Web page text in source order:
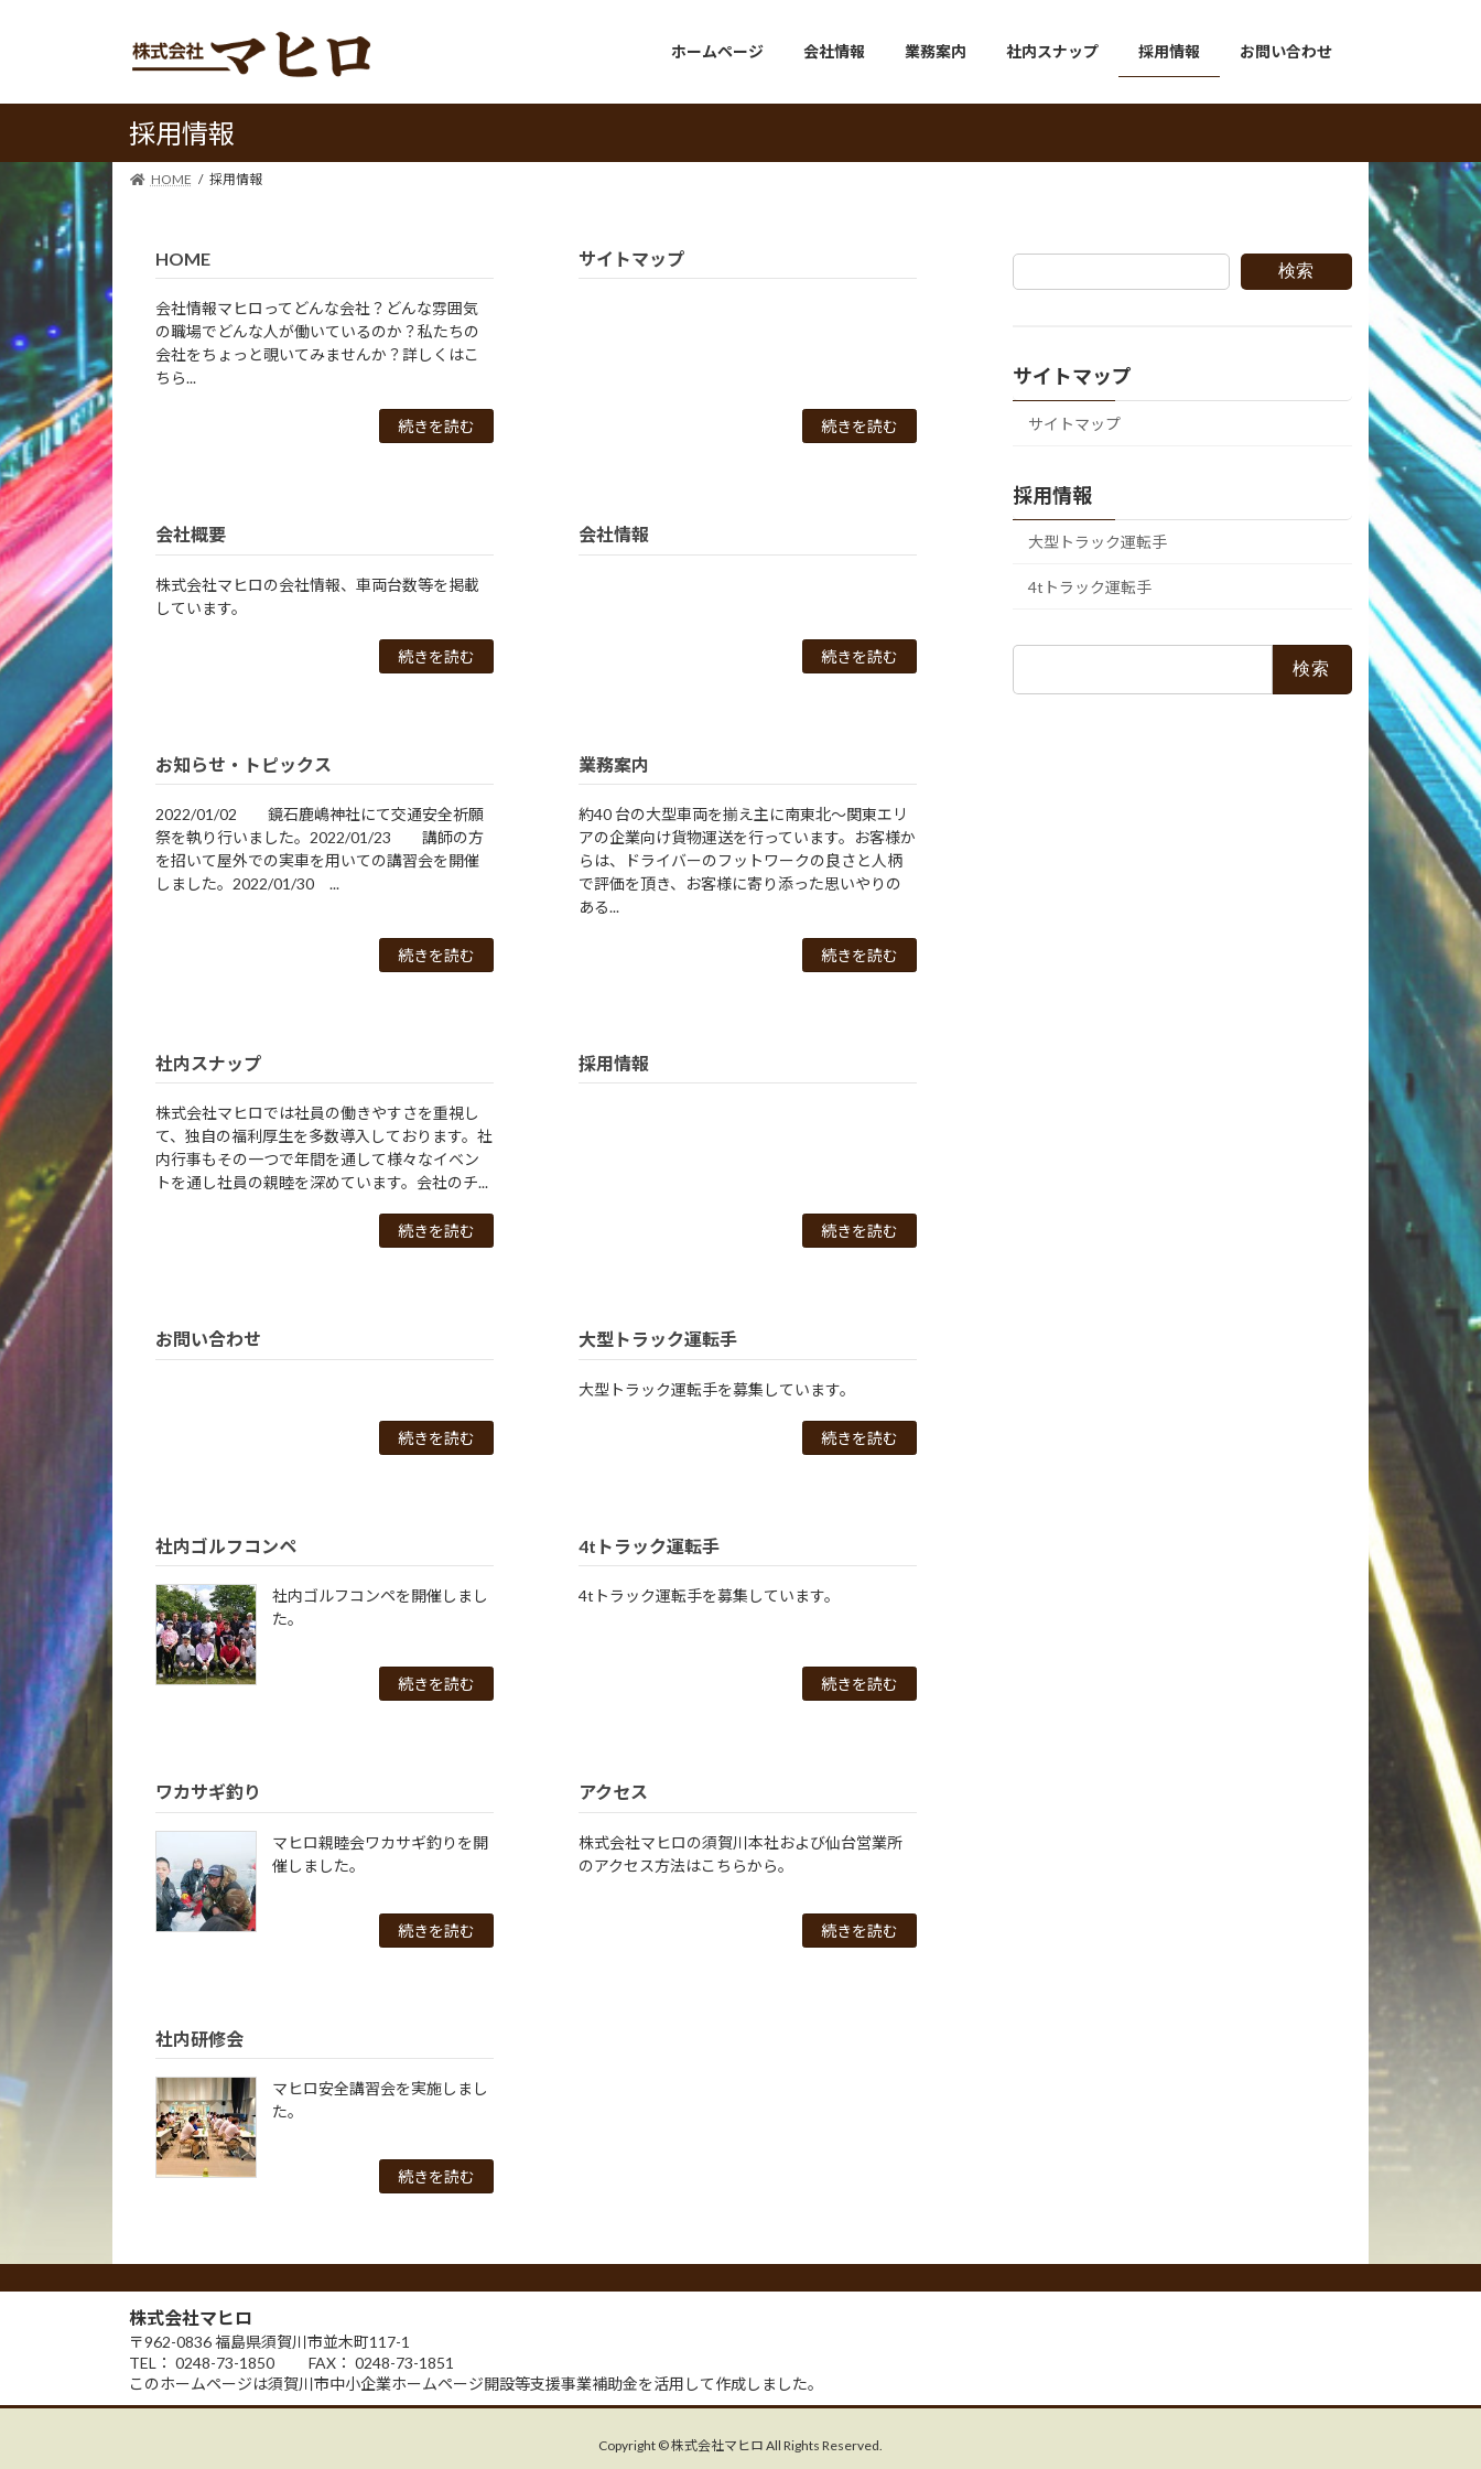
ホームページ 会社情報 業務案内 社内スナップ 採用情報 お問い合わせ
採用情報
HOME 採用情報
HOME
会社情報マヒロってどんな会社？どんな雰囲気
の職場でどんな人が働いているのか？私たちの
会社をちょっと覗いてみませんか？詳しくはこ
ちら...
続きを読む
サイトマップ
続きを読む
会社概要
株式会社マヒロの会社情報、車両台数等を掲載
しています。
続きを読む
会社情報
続きを読む
お知らせ・トピックス
2022/01/02 鏡石鹿嶋神社にて交通安全祈願
祭を執り行いました。2022/01/23 講師の方
を招いて屋外での実車を用いての講習会を開催
しました。2022/01/30 ...
続きを読む
業務案内
約40 台の大型車両を揃え主に南東北～関東エリ
アの企業向け貨物運送を行っています。お客様か
らは、ドライバーのフットワークの良さと人柄
で評価を頂き、お客様に寄り添った思いやりの
ある...
続きを読む
社内スナップ
株式会社マヒロでは社員の働きやすさを重視し
て、独自の福利厚生を多数導入しております。社
内行事もその一つで年間を通して様々なイベン
トを通し社員の親睦を深めています。会社のチ...
続きを読む
採用情報
続きを読む
お問い合わせ
続きを読む
大型トラック運転手
大型トラック運転手を募集しています。
続きを読む
社内ゴルフコンペ
社内ゴルフコンペを開催しまし
た。
続きを読む
4tトラック運転手
4tトラック運転手を募集しています。
続きを読む
ワカサギ釣り
マヒロ親睦会ワカサギ釣りを開
催しました。
続きを読む
アクセス
株式会社マヒロの須賀川本社および仙台営業所
のアクセス方法はこちらから。
続きを読む
社内研修会
マヒロ安全講習会を実施しまし
た。
続きを読む
検索
サイトマップ
サイトマップ
採用情報
大型トラック運転手
4tトラック運転手
株式会社マヒロ
〒962-0836 福島県須賀川市並木町117-1
TEL： 0248-73-1850 FAX： 0248-73-1851
このホームページは須賀川市中小企業ホームページ開設等支援事業補助金を活用して作成しました。
Copyright © 株式会社マヒロ All Rights Reserved.